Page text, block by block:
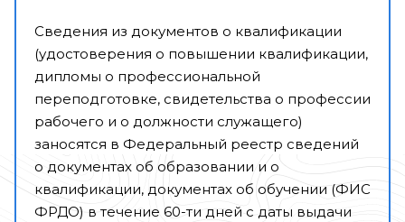
Сведения из документов о квалификации
(удостоверения о повышении квалификации,
дипломы о профессиональной
переподготовке, свидетельства о профессии
рабочего и о должности служащего)
заносятся в Федеральный реестр сведений
о документах об образовании и о
квалификации, документах об обучении (ФИС
ФРДО) в течение 60-ти дней с даты выдачи